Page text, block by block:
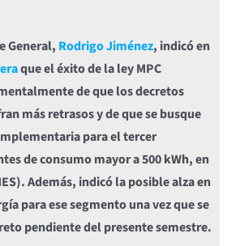
General, Rodrigo Jiménez, indicó en
que el éxito de la ley MPC
de que los decretos
más retrasos y de que se busque
para el tercer
de consumo mayor a 500 kWh, en
Además, indicó la posible alza en
para ese segmento una vez que se
pendiente del presente semestre.